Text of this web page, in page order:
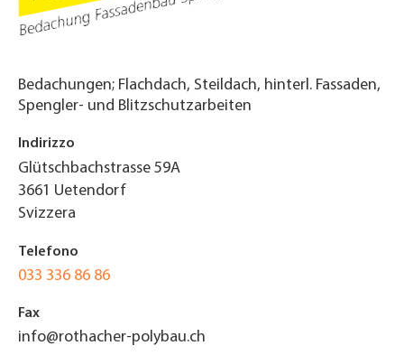
Bedachungen; Flachdach, Steildach, hinterl. Fassaden,
Spengler- und Blitzschutzarbeiten
Indirizzo
Glütschbachstrasse 59A
3661 Uetendorf
Svizzera
Telefono
033 336 86 86
Fax
info@rothacher-polybau.ch